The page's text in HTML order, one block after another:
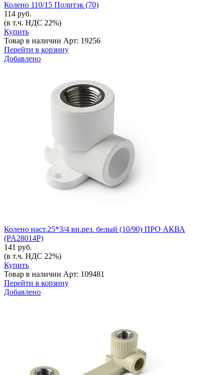
Колено 110/15 Политэк (70)
114 руб.
(в т.ч. НДС 22%)
Купить
Товар в наличии Арт: 19256
Перейти в корзину
Добавлено
Колено наст.25*3/4 вн.рез. белый (10/90) ПРО АКВА
(PA28014P)
141 руб.
(в т.ч. НДС 22%)
Купить
Товар в наличии Арт: 109481
Перейти в корзину
Добавлено